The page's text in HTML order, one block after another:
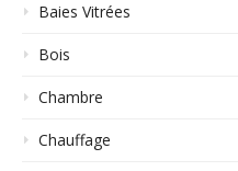
Baies Vitrées
Bois
Chambre
Chauffage